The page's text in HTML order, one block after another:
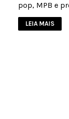
pop, MPB e
LEIA MAIS